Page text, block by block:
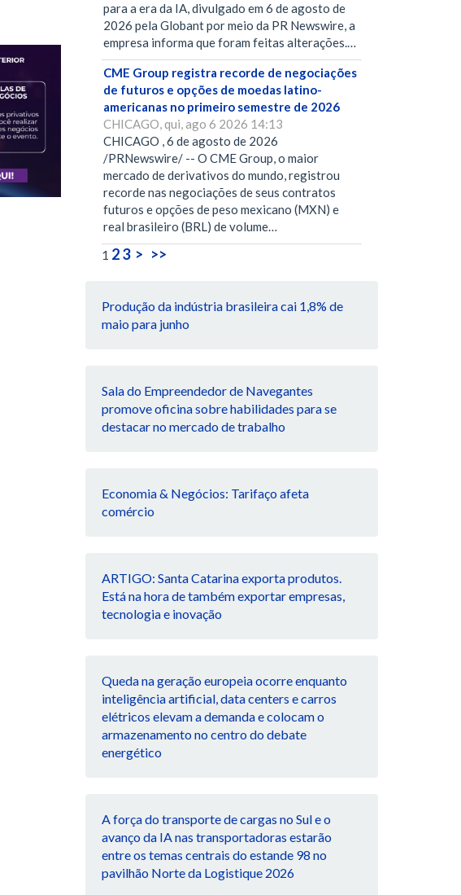
para a era da IA, divulgado em 6 de agosto de
2026 pela Globant por meio da PR Newswire, a
empresa informa que foram feitas alterações.…
CME Group registra recorde de negociações
de futuros e opções de moedas latino-
americanas no primeiro semestre de 2026
CHICAGO, qui, ago 6 2026 14:13
CHICAGO , 6 de agosto de 2026
/PRNewswire/ -- O CME Group, o maior
mercado de derivativos do mundo, registrou
recorde nas negociações de seus contratos
futuros e opções de peso mexicano (MXN) e
real brasileiro (BRL) de volume…
1 23 > >>
Produção da indústria brasileira cai 1,8% de
maio para junho
Sala do Empreendedor de Navegantes
promove oficina sobre habilidades para se
destacar no mercado de trabalho
Economia & Negócios: Tarifaço afeta
comércio
ARTIGO: Santa Catarina exporta produtos.
Está na hora de também exportar empresas,
tecnologia e inovação
Queda na geração europeia ocorre enquanto
inteligência artificial, data centers e carros
elétricos elevam a demanda e colocam o
armazenamento no centro do debate
energético
A força do transporte de cargas no Sul e o
avanço da IA nas transportadoras estarão
entre os temas centrais do estande 98 no
pavilhão Norte da Logistique 2026